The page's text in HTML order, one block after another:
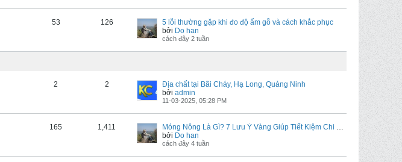
53 126
5 lỗi thường gặp khi đo độ ẩm gỗ và cách khắc phục
bởi Do han
cách đây 2 tuần
2 2
Địa chất tại Bãi Cháy, Hạ Long, Quảng Ninh
bởi admin
11-03-2025, 05:28 PM
165 1,411
Móng Nông Là Gì? 7 Lưu Ý Vàng Giúp Tiết Kiệm Chi Phí Xây Dựng
bởi Do han
cách đây 4 tuần